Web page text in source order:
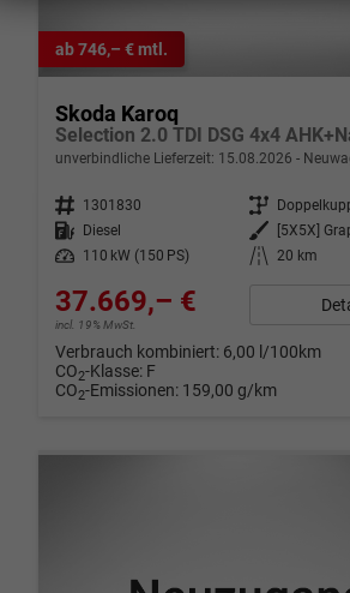
ab 746,– € mtl.
Skoda Karoq
unverbindliche Lieferzeit: 15.08.2026
Fahrzeugnr. 1301830 Getriebe
Kraftstoff
Diesel Außenfarbe
Leistung
110 kW (150 PS) Kilometerstand 20 km
37.669,– €
incl. 19% MwSt.
Verbrauch kombiniert: 6,00 l/100km
CO2-Klasse: F
CO2-Emissionen: 159,00 g/km